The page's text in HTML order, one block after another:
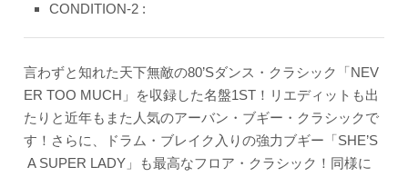
CONDITION-2 :
言わずと知れた天下無敵の80’Sダンス・クラシック「NEV
ER TOO MUCH」を収録した名盤1ST！リエディットも出
たりと近年もまた人気のアーバン・ブギー・クラシックで
す！さらに、ドラム・ブレイク入りの強力ブギー「SHE’S
A SUPER LADY」も最高なフロア・クラシック！同様に